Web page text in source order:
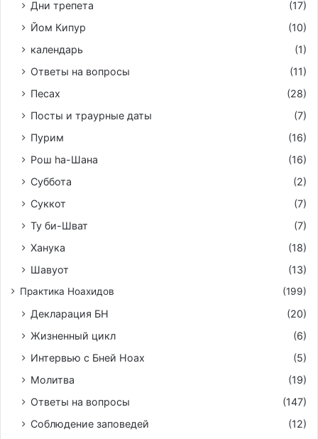
Дни трепета
(17)
Йом Кипур
(10)
календарь
(1)
Ответы на вопросы
(11)
Песах
(28)
Посты и траурные даты
(7)
Пурим
(16)
Рош hа-Шана
(16)
Суббота
(2)
Суккот
(7)
Ту би-Шват
(7)
Ханука
(18)
Шавуот
(13)
Практика Ноахидов (199)
Декларация БН
(20)
Жизненный цикл
(6)
Интервью с Бней Ноах
(5)
Молитва
(19)
Ответы на вопросы
(147)
Соблюдение заповедей
(12)